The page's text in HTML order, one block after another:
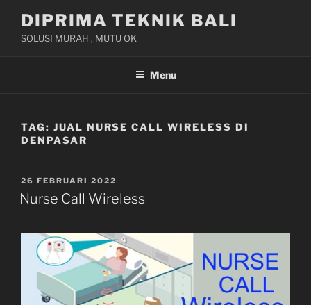
content
DIPRIMA TEKNIK BALI
SOLUSI MURAH , MUTU OK
Menu
TAG: JUAL NURSE CALL WIRELESS DI
DENPASAR
POSTED
ON
26 FEBRUARI 2022
Nurse Call Wireless